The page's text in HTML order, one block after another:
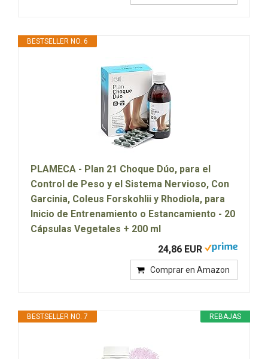
BESTSELLER NO. 6
PLAMECA - Plan 21 Choque Dúo, para el
Control de Peso y el Sistema Nervioso, Con
Garcinia, Coleus Forskohlii y Rhodiola, para
Inicio de Entrenamiento o Estancamiento - 20
Cápsulas Vegetales + 200 ml
24,86 EUR
Comprar en Amazon
REBAJAS
BESTSELLER NO. 7